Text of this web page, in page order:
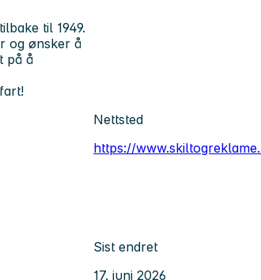
til 1949.
og ønsker å
på å
Nettsted
https://
Sist endret
17. juni 2026